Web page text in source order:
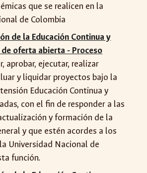
que se realicen en la
de Colombia
de la Educación Continua y
de oferta abierta - Proceso
aprobar, ejecutar, realizar
y liquidar proyectos bajo la
Educación Continua y
con el fin de responder a las
y formación de la
y que estén acordes a los
Universidad Nacional de
función.